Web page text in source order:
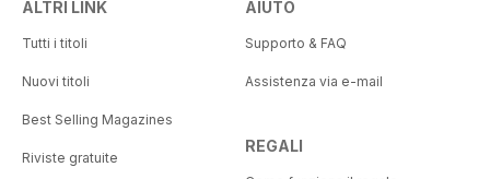
ALTRI LINK
Tutti i titoli
Nuovi titoli
Best Selling Magazines
Riviste gratuite
AIUTO
Supporto & FAQ
Assistenza via e-mail
REGALI